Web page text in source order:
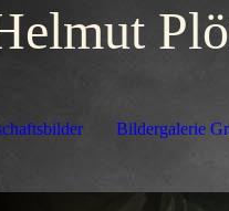
Bildergalerie